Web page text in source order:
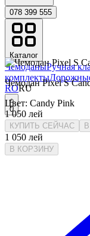
078 399 555
Каталог
ЧемоданыРучная
комплекты
RORU
0
Чемодан Pixel S
Цвет: Candy Pink
1 050 лей
КУПИТЬ СЕЙЧАС
1 050 лей
В КОРЗИНУ